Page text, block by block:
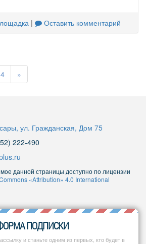
| Оставить комментарий
4 »
ул. Гражданская, Дом 75
222-490
данной страницы доступно по лицензии
«Attribution» 4.0 International
ПОДПИСКИ
и станьте одним из первых, кто будет в